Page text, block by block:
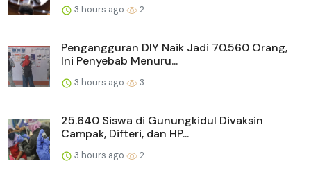
3 hours ago 2
Pengangguran DIY Naik Jadi 70.560 Orang,
Ini Penyebab Menuru...
3 hours ago 3
25.640 Siswa di Gunungkidul Divaksin
Campak, Difteri, dan HP...
3 hours ago 2